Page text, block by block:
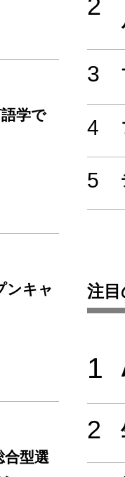
学で
ンキャ
合型選
2
3
4
5
注目
1
2